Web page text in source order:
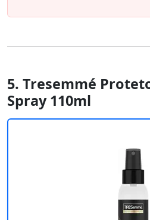
5. Tresemmé
Spray 110ml